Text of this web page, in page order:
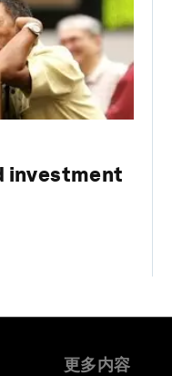
investment
更多内容